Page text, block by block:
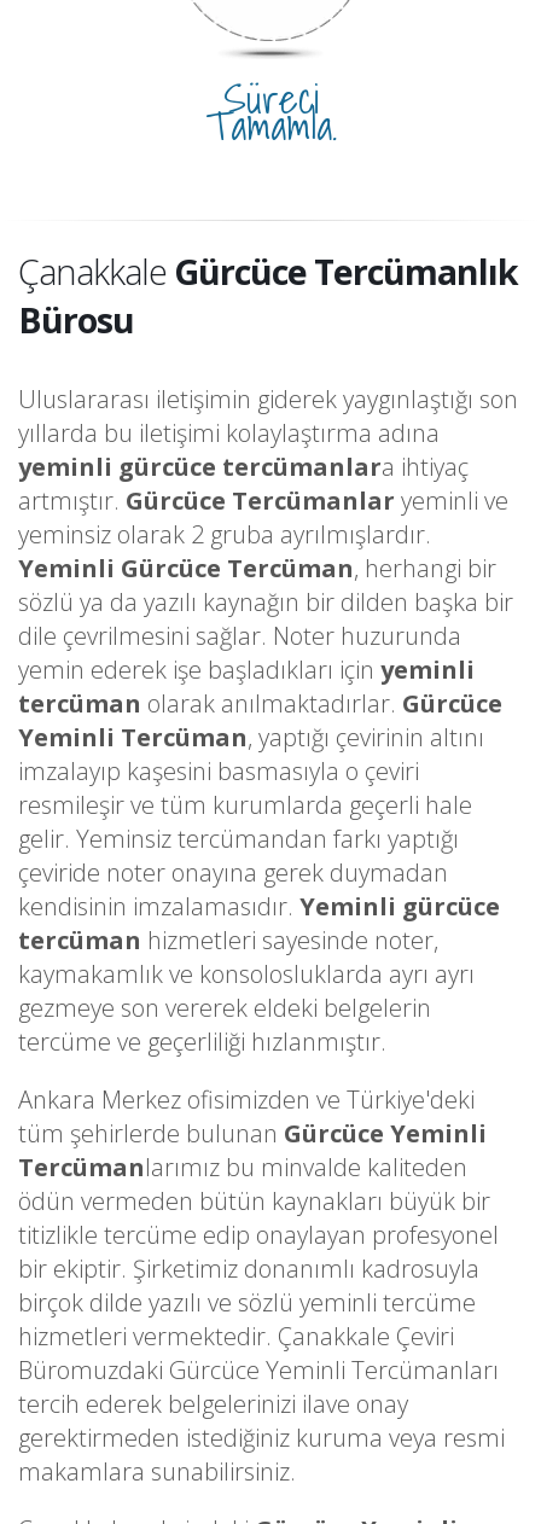
Süreci
Tamamla.
Çanakkale Gürcüce Tercümanlık
Bürosu
Uluslararası iletişimin giderek yaygınlaştığı son
yıllarda bu iletişimi kolaylaştırma adına
yeminli gürcüce tercümanlara ihtiyaç
artmıştır. Gürcüce Tercümanlar yeminli ve
yeminsiz olarak 2 gruba ayrılmışlardır.
Yeminli Gürcüce Tercüman, herhangi bir
sözlü ya da yazılı kaynağın bir dilden başka bir
dile çevrilmesini sağlar. Noter huzurunda
yemin ederek işe başladıkları için yeminli
tercüman olarak anılmaktadırlar. Gürcüce
Yeminli Tercüman, yaptığı çevirinin altını
imzalayıp kaşesini basmasıyla o çeviri
resmileşir ve tüm kurumlarda geçerli hale
gelir. Yeminsiz tercümandan farkı yaptığı
çeviride noter onayına gerek duymadan
kendisinin imzalamasıdır. Yeminli gürcüce
tercüman hizmetleri sayesinde noter,
kaymakamlık ve konsolosluklarda ayrı ayrı
gezmeye son vererek eldeki belgelerin
tercüme ve geçerliliği hızlanmıştır.
Ankara Merkez ofisimizden ve Türkiye'deki
tüm şehirlerde bulunan Gürcüce Yeminli
Tercümanlarımız bu minvalde kaliteden
ödün vermeden bütün kaynakları büyük bir
titizlikle tercüme edip onaylayan profesyonel
bir ekiptir. Şirketimiz donanımlı kadrosuyla
birçok dilde yazılı ve sözlü yeminli tercüme
hizmetleri vermektedir. Çanakkale Çeviri
Büromuzdaki Gürcüce Yeminli Tercümanları
tercih ederek belgelerinizi ilave onay
gerektirmeden istediğiniz kuruma veya resmi
makamlara sunabilirsiniz.